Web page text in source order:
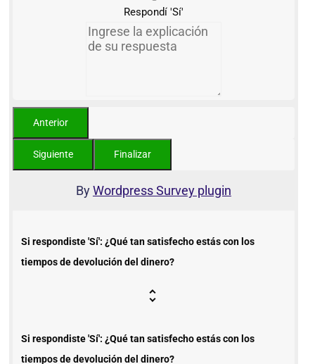
Respondí 'Sí'
ByWordpress Survey plugin
Si respondiste 'Sí': ¿Qué tan satisfecho estás con los
tiempos de devolución del dinero?
Si respondiste 'Sí': ¿Qué tan satisfecho estás con los
tiempos de devolución del dinero?